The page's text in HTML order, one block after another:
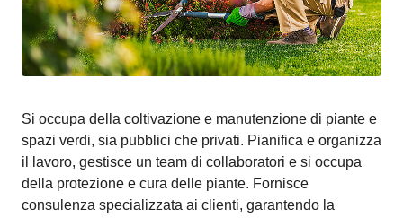
Si occupa della coltivazione e manutenzione di piante e
spazi verdi, sia pubblici che privati. Pianifica e organizza
il lavoro, gestisce un team di collaboratori e si occupa
della protezione e cura delle piante. Fornisce
consulenza specializzata ai clienti, garantendo la